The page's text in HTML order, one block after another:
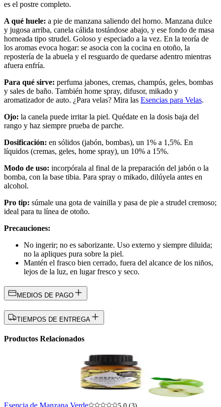
es el postre completo.
A qué huele: a pie de manzana saliendo del horno. Manzana dulce
y jugosa arriba, canela cálida tostándose abajo, y ese fondo de masa
horneada tipo strudel. Goloso y especiado a la vez. En la teoría de
los aromas evoca hogar: se asocia con la cocina en otoño, la
repostería de la abuela y el resguardo de quedarse adentro mientras
afuera enfría.
Para qué sirve: perfuma jabones, cremas, champús, geles, bombas
y sales de baño. También home spray, difusor, mikado y
aromatizador de auto. ¿Para velas? Mira las Esencias para Velas.
Ojo: la canela puede irritar la piel. Quédate en la dosis baja del
rango y haz siempre prueba de parche.
Dosificación: en sólidos (jabón, bombas), un 1% a 1,5%. En
líquidos (cremas, geles, home spray), un 10% a 15%.
Modo de uso: incorpórala al final de la preparación del jabón o la
bomba, con la base tibia. Para spray o mikado, dilúyela antes en
alcohol.
Pro tip: súmale una gota de vainilla y pasa de pie a strudel cremoso;
ideal para tu línea de otoño.
Precauciones:
No ingerir; no es saborizante. Uso externo y siempre diluida;
no la apliques pura sobre la piel.
Mantén el frasco bien cerrado, fuera del alcance de los niños,
lejos de la luz, en lugar fresco y seco.
MEDIOS DE PAGO
TIEMPOS DE ENTREGA
Productos Relacionados